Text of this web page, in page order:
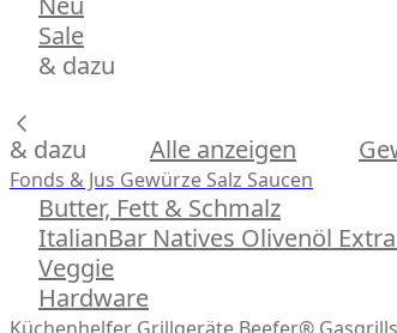
Sale
& dazu
& dazu Alle anzeigen
Fonds & Jus Gewürze Salz Saucen
Butter, Fett & Schmalz
ItalianBar Natives Olivenöl
Veggie
Hardware